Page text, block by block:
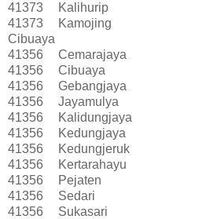
41373
Kalihurip
41373
Kamojing
Cibuaya
41356
Cemarajaya
41356
Cibuaya
41356
Gebangjaya
41356
Jayamulya
41356
Kalidungjaya
41356
Kedungjaya
41356
Kedungjeruk
41356
Kertarahayu
41356
Pejaten
41356
Sedari
41356
Sukasari